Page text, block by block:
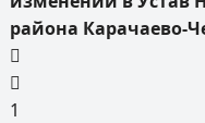
района Карачаево-
1